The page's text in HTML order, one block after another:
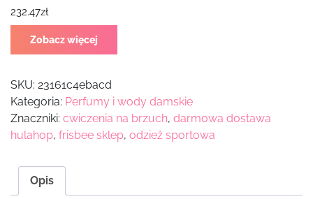
232.47zł
Zobacz więcej
SKU: 23161c4ebacd
Kategoria: Perfumy i wody damskie
Znaczniki: cwiczenia na brzuch, darmowa dostawa
hulahop, frisbee sklep, odzież sportowa
Opis